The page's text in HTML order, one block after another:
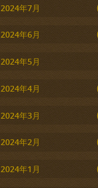
2024年7月
2024年6月
2024年5月
2024年4月
2024年3月
2024年2月
2024年1月